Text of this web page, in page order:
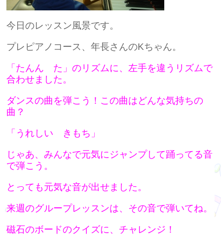
今日のレッスン風景です。
プレピアノコース、年長さんのKちゃん。
「たんん た」のリズムに、 左手を違うリズムで
合わせました。
ダンスの曲を弾こう！この曲はどんな気持ちの
曲？
「うれしい きもち」
じゃあ、みんなで元気にジャンプして踊ってる音
で弾こう。
とっても元気な音が出せました。
来週のグループレッスンは、その音で弾いてね。
磁石のボードのクイズに、チャレンジ！